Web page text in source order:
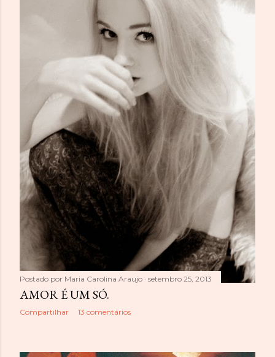
Postado por Maria Carolina Araujo setembro 25, 2013
AMOR É UM SÓ.
Compartilhar 13 comentários